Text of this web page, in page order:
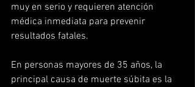
muy en serio y requieren atención
médica inmediata para prevenir
resultados fatales.
En personas mayores de 35 años, la
principal causa de muerte súbita es la